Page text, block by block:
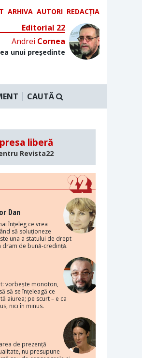
ARHIVA AUTORI REDACȚIA
Editorial 22
Andrei Cornea
unui președinte
CAUTĂ
liberă
Revista22
Dan
înțeleg ce vrea
să soluționeze
una a statului de drept
dram de bună-credință.
vorbește monoton,
să se înțeleagă ce
aiurea; pe scurt – e ca
nici în minus.
de prezență
nu presupune